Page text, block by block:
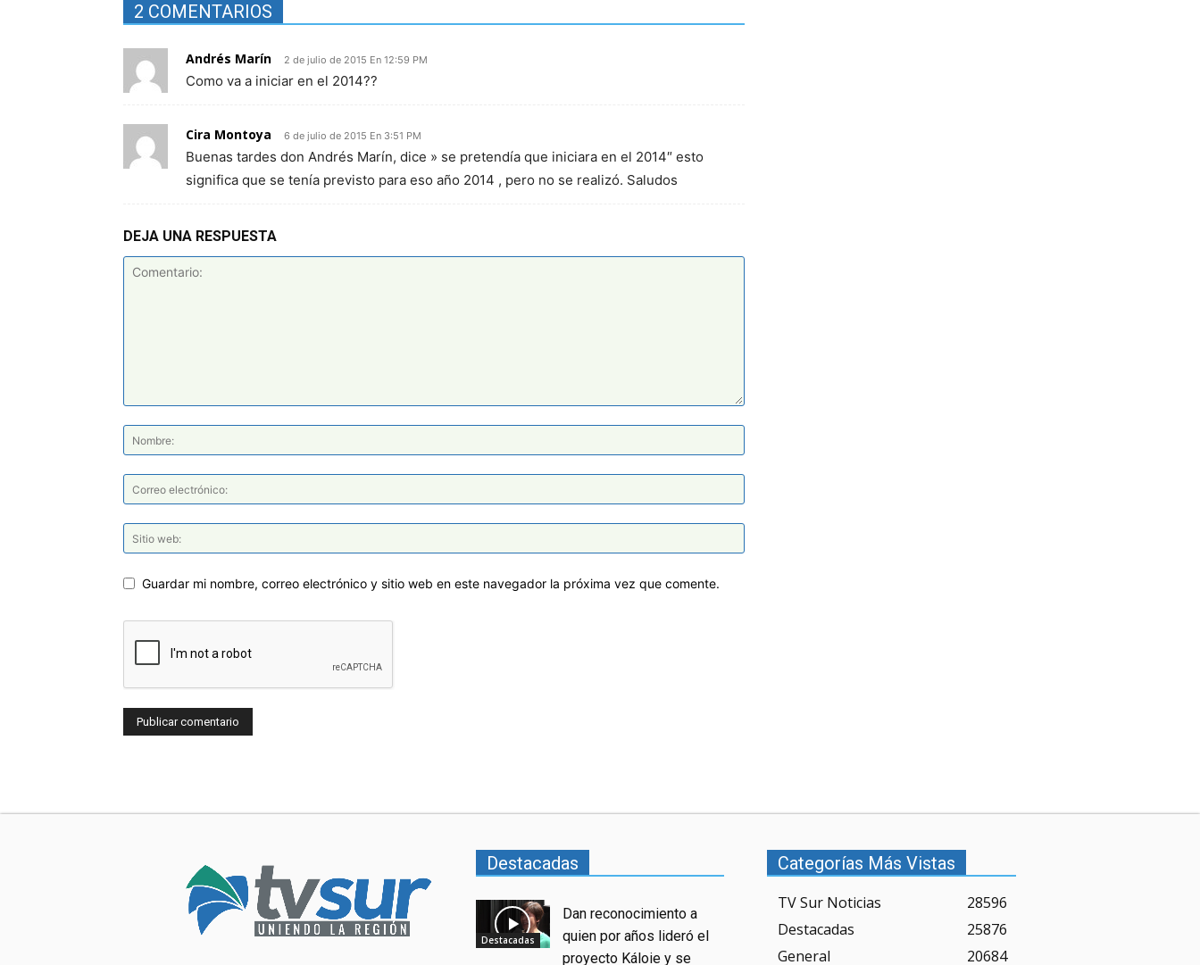
2 COMENTARIOS
Andrés Marín 2 de julio de 2015 En 12:59 PM
Como va a iniciar en el 2014??
Cira Montoya 6 de julio de 2015 En 3:51 PM
Buenas tardes don Andrés Marín, dice » se pretendía que iniciara en el 2014″ esto
significa que se tenía previsto para eso año 2014 , pero no se realizó. Saludos
DEJA UNA RESPUESTA
Guardar mi nombre, correo electrónico y sitio web en este navegador la próxima vez que comente.
Destacadas
Destacadas
Dan reconocimiento a
quien por años lideró el
proyecto Káloie y se
Categorías Más Vistas
TV Sur Noticias
28596
Destacadas
25876
General
20684